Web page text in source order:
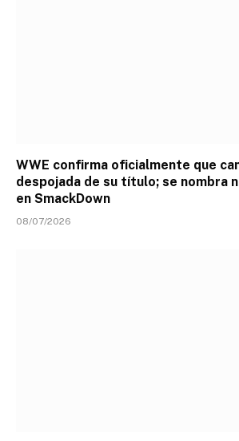
WWE confirma oficialmente que
despojada de su título; se nombra
en SmackDown
08/07/2026